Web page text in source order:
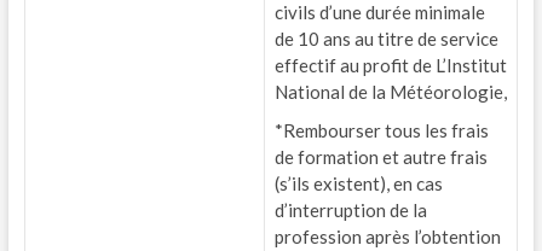
civils d’une durée minimale
de 10 ans au titre de service
effectif au profit de L’Institut
National de la Météorologie,
*Rembourser tous les frais
de formation et autre frais
(s’ils existent), en cas
d’interruption de la
profession après l’obtention